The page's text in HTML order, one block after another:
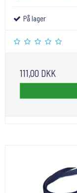
På lager
111,00 DKK